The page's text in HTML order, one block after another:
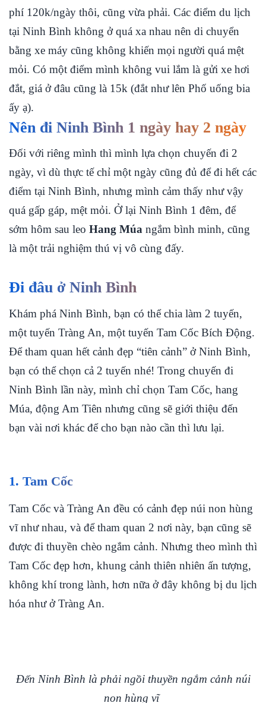
phí 120k/ngày thôi, cũng vừa phải. Các điểm du lịch
tại Ninh Bình không ở quá xa nhau nên di chuyển
bằng xe máy cũng không khiến mọi người quá mệt
mỏi. Có một điểm mình không vui lắm là gửi xe hơi
đắt, giá ở đâu cũng là 15k (đắt như lên Phố uống bia
ấy ạ).
Nên đi Ninh Bình 1 ngày hay 2 ngày
Đối với riêng mình thì mình lựa chọn chuyến đi 2
ngày, vì dù thực tế chỉ một ngày cũng đủ để đi hết các
điểm tại Ninh Bình, nhưng mình cảm thấy như vậy
quá gấp gáp, mệt mỏi. Ở lại Ninh Bình 1 đêm, để
sớm hôm sau leo Hang Múa ngắm bình minh, cũng
là một trải nghiệm thú vị vô cùng đấy.
Đi đâu ở Ninh Bình
Khám phá Ninh Bình, bạn có thể chia làm 2 tuyến,
một tuyến Tràng An, một tuyến Tam Cốc Bích Động.
Để tham quan hết cảnh đẹp “tiên cảnh” ở Ninh Bình,
bạn có thể chọn cả 2 tuyến nhé! Trong chuyến đi
Ninh Bình lần này, mình chỉ chọn Tam Cốc, hang
Múa, động Am Tiên nhưng cũng sẽ giới thiệu đến
bạn vài nơi khác để cho bạn nào cần thì lưu lại.
1. Tam Cốc
Tam Cốc và Tràng An đều có cảnh đẹp núi non hùng
vĩ như nhau, và để tham quan 2 nơi này, bạn cũng sẽ
được đi thuyền chèo ngắm cảnh. Nhưng theo mình thì
Tam Cốc đẹp hơn, khung cảnh thiên nhiên ấn tượng,
không khí trong lành, hơn nữa ở đây không bị du lịch
hóa như ở Tràng An.
Đến Ninh Bình là phải ngồi thuyền ngắm cảnh núi
non hùng vĩ